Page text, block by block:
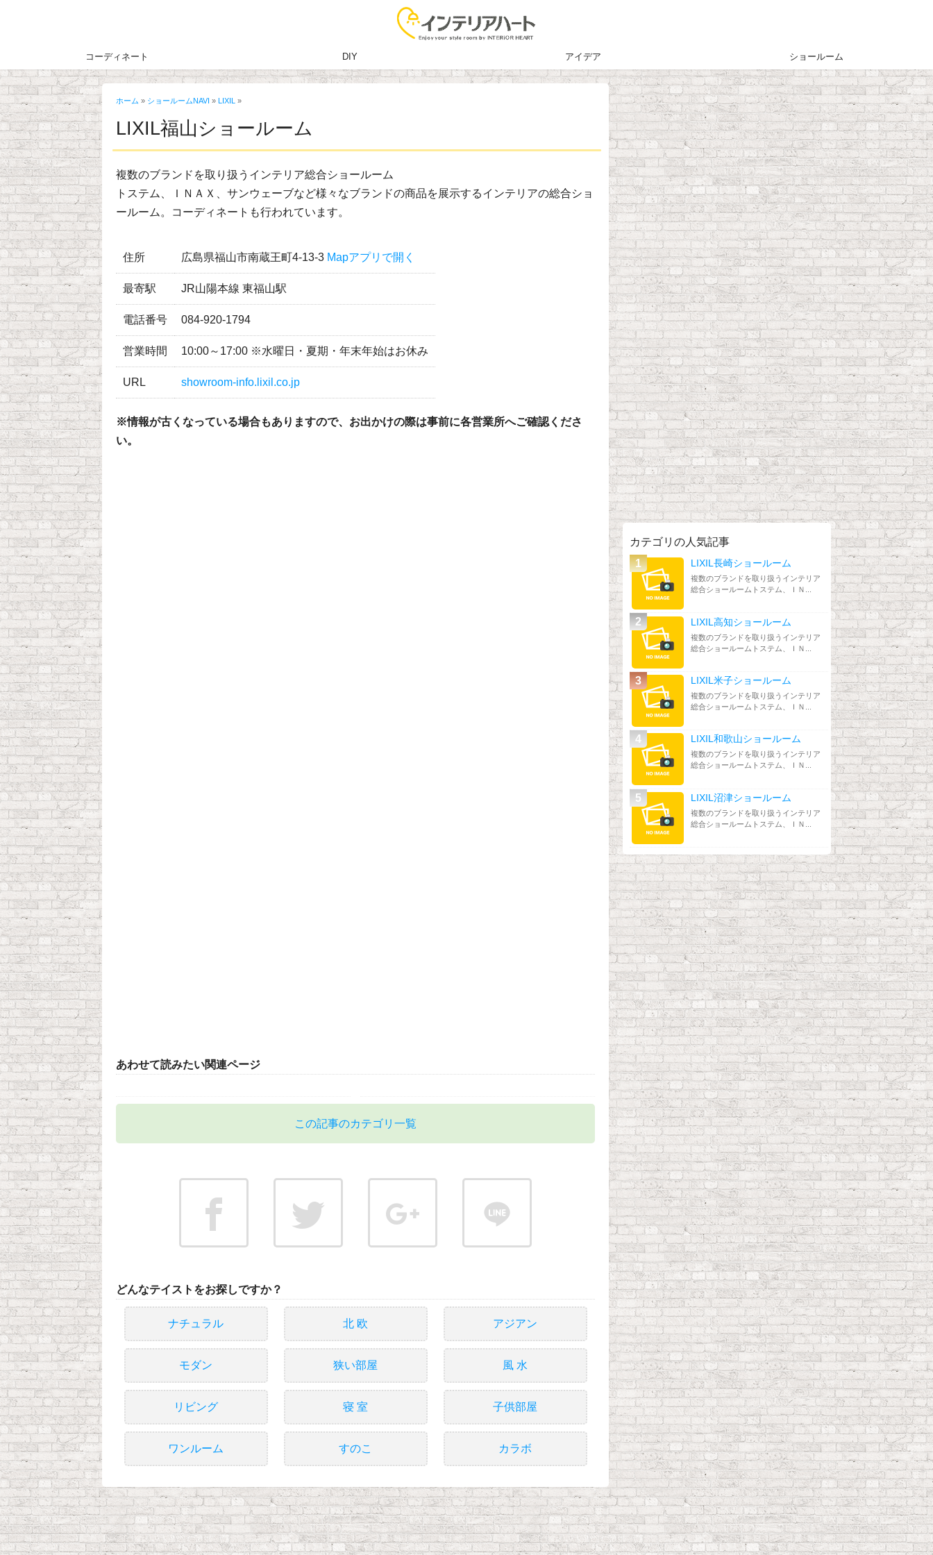
コーディネート DIY アイデア ショールーム
ホーム » ショールームNAVI » LIXIL »
LIXIL福山ショールーム
複数のブランドを取り扱うインテリア総合ショールーム
トステム、ＩＮＡＸ、サンウェーブなど様々なブランドの商品を展示するインテリアの総合ショ
ールーム。コーディネートも行われています。
住所 広島県福山市南蔵王町4-13-3 Mapアプリで開く
最寄駅 JR山陽本線 東福山駅
電話番号 084-920-1794
営業時間 10:00～17:00 ※水曜日・夏期・年末年始はお休み
URL showroom-info.lixil.co.jp
※情報が古くなっている場合もありますので、お出かけの際は事前に各営業所へご確認くださ
い。
あわせて読みたい関連ページ
この記事のカテゴリ一覧
どんなテイストをお探しですか？
ナチュラル 北 欧 アジアン
モダン 狭い部屋 風 水
リビング 寝 室 子供部屋
ワンルーム すのこ カラボ
カテゴリの人気記事
LIXIL長崎ショールーム
複数のブランドを取り扱うインテリア
総合ショールームトステム、ＩＮ...
LIXIL高知ショールーム
複数のブランドを取り扱うインテリア
総合ショールームトステム、ＩＮ...
LIXIL米子ショールーム
複数のブランドを取り扱うインテリア
総合ショールームトステム、ＩＮ...
LIXIL和歌山ショールーム
複数のブランドを取り扱うインテリア
総合ショールームトステム、ＩＮ...
LIXIL沼津ショールーム
複数のブランドを取り扱うインテリア
総合ショールームトステム、ＩＮ...